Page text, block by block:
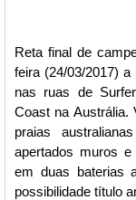
Reta final de
feira (24/03/2017)
nas ruas de
Coast na Austrália.
praias
apertados muros
em duas baterias
possibilidade título